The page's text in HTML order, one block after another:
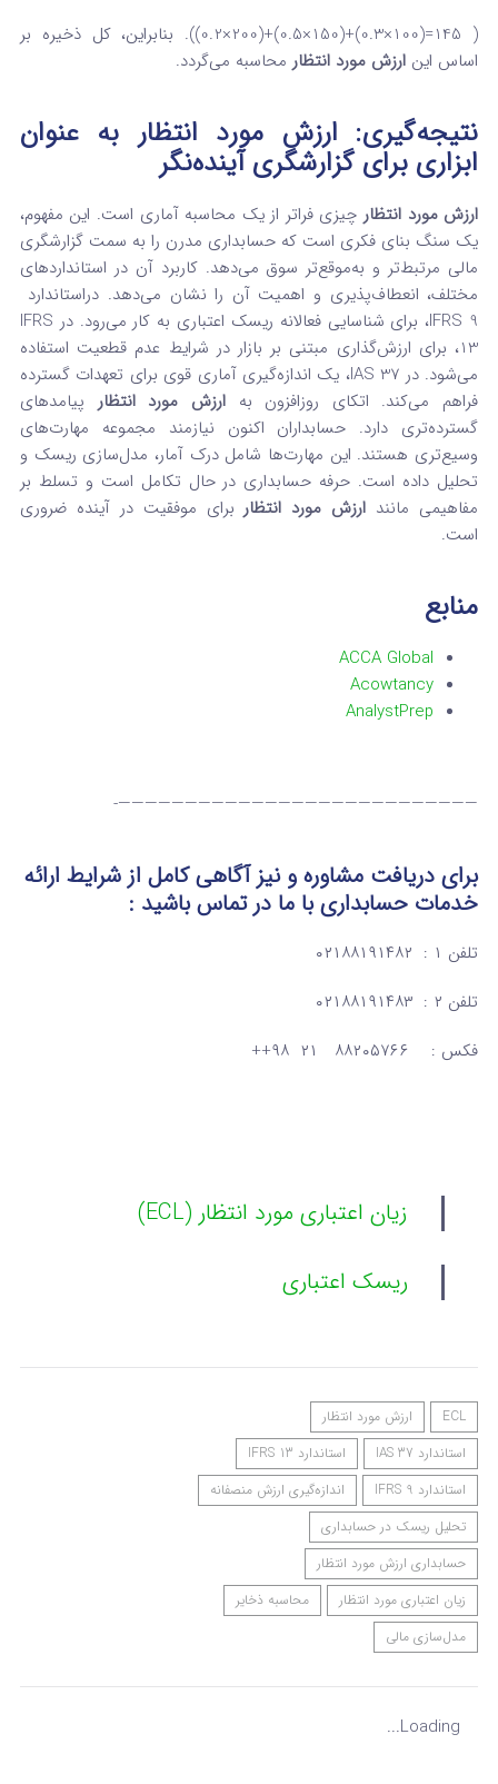
(
145=(100×0.3)+(150×0.5)+(200×0.2)). بنابراین، کل ذخیره بر
اساس این ارزش مورد انتظارمحاسبه می‌گردد.
نتیجه‌گیری: ارزش مورد انتظار به عنوان
ابزاری برای گزارشگری آینده‌نگر
ارزش مورد انتظار چیزی فراتر از یک محاسبه آماری است. این مفهوم،
یک سنگ بنای فکری است که حسابداری مدرن را به سمت گزارشگری
مالی مرتبط‌تر و به‌موقع‌تر سوق می‌دهد. کاربرد آن در استانداردهای
مختلف، انعطاف‌پذیری و اهمیت آن را نشان می‌دهد. دراستاندارد
IFRS 9، برای شناسایی فعالانه ریسک اعتباری به کار می‌رود. در IFRS
13، برای ارزش‌گذاری مبتنی بر بازار در شرایط عدم قطعیت استفاده
می‌شود. در IAS 37، یک اندازه‌گیری آماری قوی برای تعهدات گسترده
فراهم می‌کند. اتکای روزافزون بهارزش مورد انتظار پیامدهای
گسترده‌تری دارد. حسابداران اکنون نیازمند مجموعه مهارت‌های
وسیع‌تری هستند. این مهارت‌ها شامل درک آمار، مدل‌سازی ریسک و
تحلیل داده است. حرفه حسابداری در حال تکامل است و تسلط بر
مفاهیمی مانند ارزش مورد انتظاربرای موفقیت در آینده ضروری
است.
منابع
ACCA Global
Acowtancy
AnalystPrep
———————————————————————————-
برای دریافت مشاوره و نیز آگاهی کامل از شرایط ارائه
خدمات حسابداریبا ما در تماسباشید :
تلفن ۱ : ۰۲۱۸۸۱۹۱۴۸۲
تلفن ۲ : ۰۲۱۸۸۱۹۱۴۸۳
فکس : ۸۸۲۰۵۷۶۶ ۲۱ ۹۸++
زیان اعتباری مورد انتظار (ECL)
ریسک اعتباری
ECL
ارزش مورد انتظار
استاندارد IAS 37
استاندارد IFRS 13
استاندارد IFRS 9
اندازه‌گیری ارزش منصفانه
تحلیل ریسک در حسابداری
حسابداری ارزش مورد انتظار
زیان اعتباری مورد انتظار
محاسبه ذخایر
مدل‌سازی مالی
Loading...